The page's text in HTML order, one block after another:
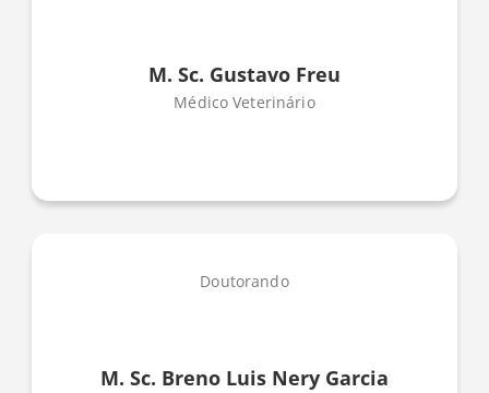
M. Sc. Gustavo Freu
Médico Veterinário
Doutorando
M. Sc. Breno Luis Nery Garcia